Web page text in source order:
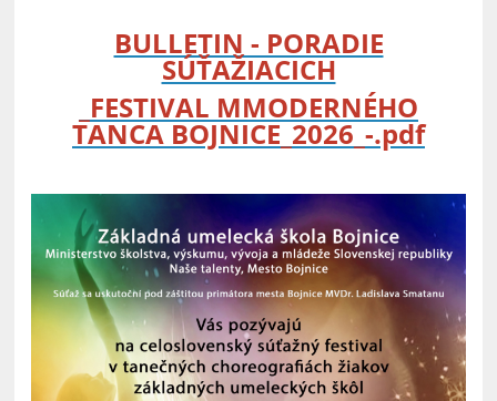
BULLETIN - PORADIE
SÚŤAŽIACICH
_FESTIVAL MMODERNÉHO
TANCA BOJNICE_2026_-.pdf